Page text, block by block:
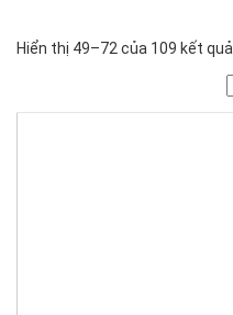
Hiển thị 49–72 của 109 kết quả